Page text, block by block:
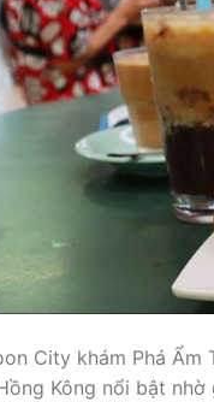
City khám Phá
Kông nổi bật